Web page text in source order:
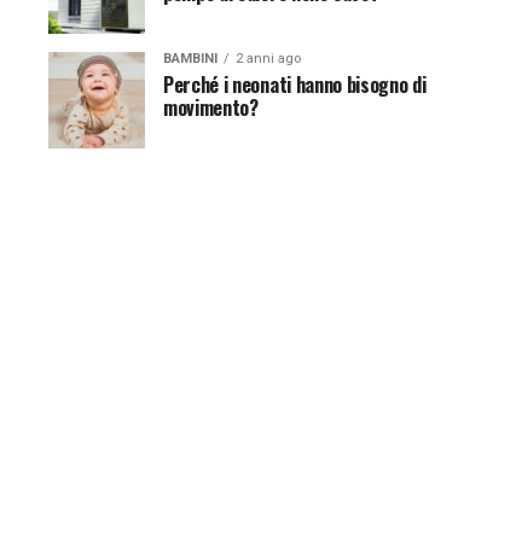
BAMBINI 2 anni ago
Perché i neonati hanno bisogno di
movimento?